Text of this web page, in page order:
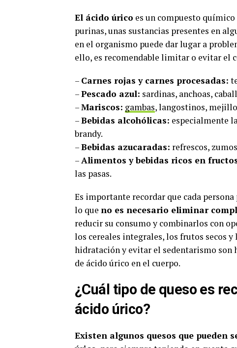
El ácido úrico es un compuesto
purinas, unas sustancias presentes en
en el organismo puede dar lugar a
ello, es recomendable limitar o evitar el
– Carnes rojas y carnes procesadas:
–Pescado azul: sardinas, anchoas,
–Mariscos: gambas, langostinos,
–Bebidas alcohólicas: especialmente
brandy.
–Bebidas azucaradas: refrescos,
–Alimentos y bebidas ricos en
las pasas.
Es importante recordar que cada
lo que no es necesario eliminar
reducir su consumo y combinarlos con
los cereales integrales, los frutos secos
hidratación y evitar el sedentarismo son
de ácido úrico en el cuerpo.
¿Cuál tipo de queso es
ácido úrico?
Existen algunos quesos que pueden